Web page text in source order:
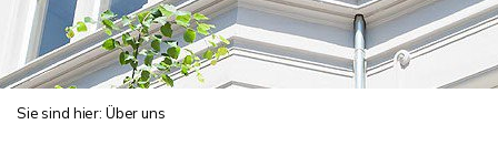
Sie sind hier: Über uns